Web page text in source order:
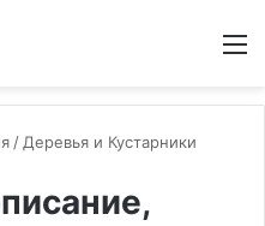
/ Деревья и Кустарники